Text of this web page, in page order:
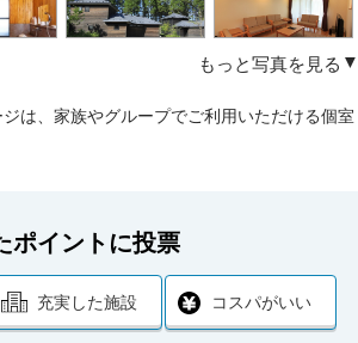
もっと写真を見る
は、家族やグループでご利用いただける個室
ポイントに投票
充実した施設 コスパがいい